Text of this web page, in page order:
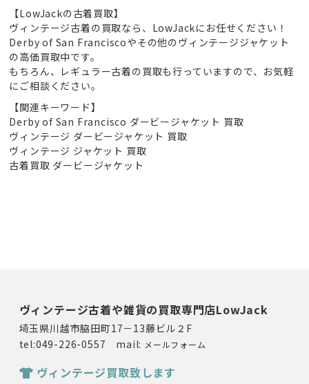
【LowJackの古着買取】
ヴィンテージ古着の買取なら、LowJackにお任せください！
Derby of San Franciscoやその他のヴィンテージジャケット
の高価買取中です。
もちろん、レギュラー古着の買取も行っていますので、お気軽
にご相談ください。
【関連キーワード】
Derby of San Francisco ダービージャケット 買取
ヴィンテージ ダービージャケット 買取
ヴィンテージ ジャケット 買取
古着買取 ダービージャケット
ヴィンテージ古着や雑貨の買取専門店LowJack
埼玉県川越市脇田町17－13藤ビル２F
tel:049-226-0557 mail: メールフォーム
ヴィンテージ買取致します